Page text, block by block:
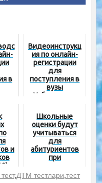
в
Видеоинструкц
ия по онлайн-
регистрации
для
поступления в
вузы
Узбекистана
и
Школьные
оценки будут
учитываться
для
абитуриентов
при
вуз
,ДТМ тестлари,тест